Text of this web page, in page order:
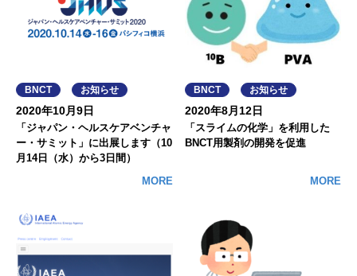
BNCT お知らせ
2020年10月9日
「ジャパン・ヘルスケアベンチャ
ー・サミット」に出展します（10
月14日（水）から3日間）
MORE
BNCT お知らせ
2020年8月12日
「スライムの化学」を利用した
BNCT用製剤の開発を促進
MORE